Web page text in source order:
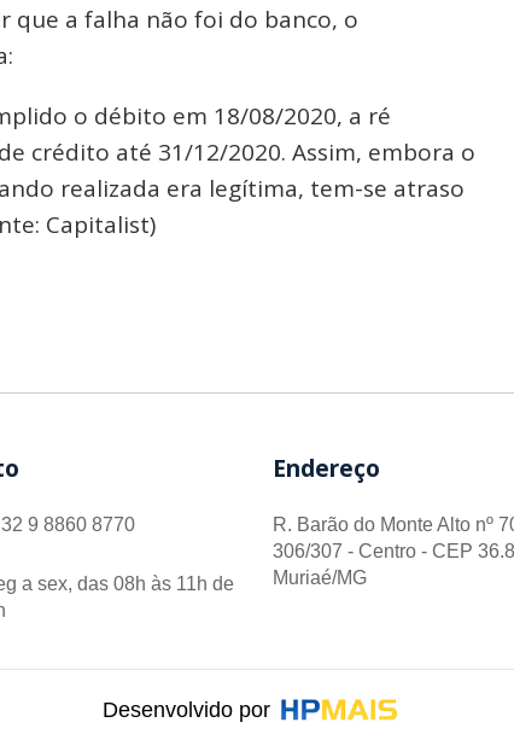
que a falha não foi do banco, o
o débito em 18/08/2020, a ré
crédito até 31/12/2020. Assim, embora o
realizada era legítima, tem-se atraso
Capitalist)
9 8860 8770
a sex, das 08h às 11h de
Endereço
R. Barão do Monte Alto nº
306/307 - Centro - CEP
Muriaé/MG
Desenvolvido por